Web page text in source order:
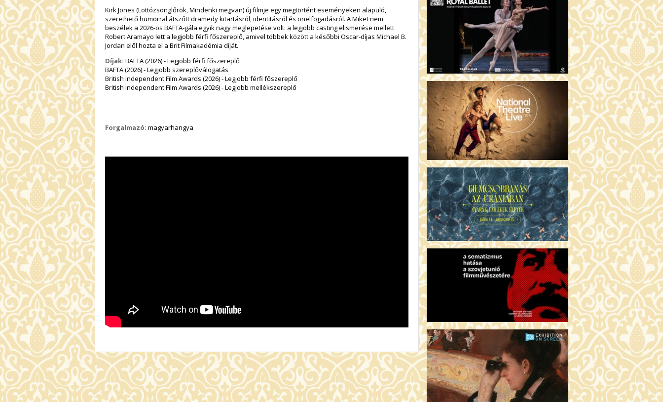
Kirk Jones (Lottózsonglőrök,Mindenki megvan) új filmje egy megtörtént eseményeken alapuló,
szerethető humorral átszőtt dramedy kitartásról, identitásról és önelfogadásról. AMiket nem
beszélek a 2026-os BAFTA-gála egyik nagy meglepetése volt: a legjobb casting elismerése mellett
Robert Aramayo lett a legjobb férfi főszereplő, amivel többek között a későbbi Oscar-díjas Michael B.
Jordan elől hozta el a Brit Filmakadémia díját.
Díjak: BAFTA (2026) - Legjobb férfi főszereplő
BAFTA (2026) - Legjobb szereplőválogatás
British Independent Film Awards (2026) - Legjobb férfi főszereplő
British Independent Film Awards (2026) - Legjobb mellékszereplő
Forgalmazó: magyarhangya